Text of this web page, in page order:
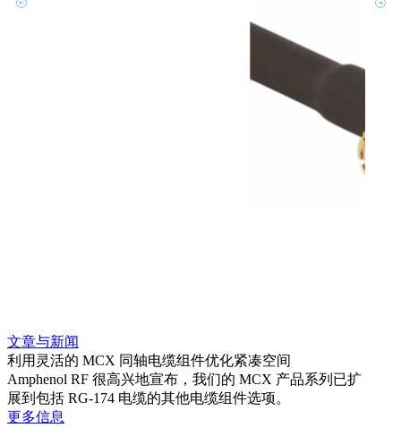
文章与新闻
利用灵活的 MCX 同轴电缆组件优化紧凑空间
Amphenol RF 很高兴地宣布，我们的 MCX 产品系列已扩
展到包括 RG-174 电缆的其他电缆组件选项。
更多信息